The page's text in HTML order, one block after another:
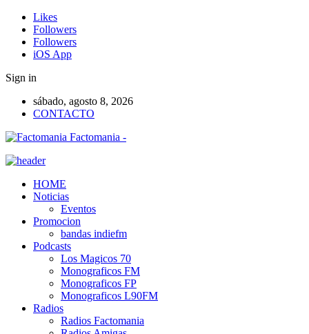
Likes
Followers
Followers
iOS App
Sign in
sábado, agosto 8, 2026
CONTACTO
Factomania -
HOME
Noticias
Eventos
Promocion
bandas indiefm
Podcasts
Los Magicos 70
Monograficos FM
Monograficos FP
Monograficos L90FM
Radios
Radios Factomania